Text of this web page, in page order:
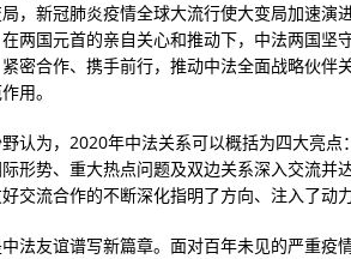
，新冠肺炎疫情全球大流行使大变局加速演
两国元首的亲自关心和推动下，中法两国坚
密合作、携手前行，推动中法全面战略伙伴
用。
认为，2020年中法关系可以概括为四大亮点
形势、重大热点问题及双边关系深入交流并
交流合作的不断深化指明了方向、注入了动力
法友谊谱写新篇章。面对百年未见的严重疫